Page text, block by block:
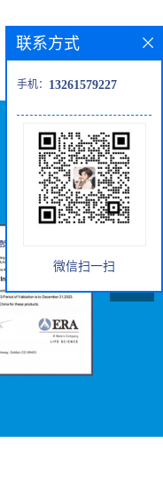
联系方式
手机： 13261579227
微信扫一扫